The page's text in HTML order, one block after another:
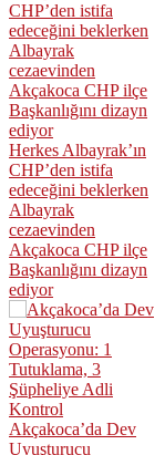
Herkes Albayrak’ın
CHP’den istifa
edeceğini beklerken
Albayrak
cezaevinden
Akçakoca CHP ilçe
Başkanlığını dizayn
ediyor
Akçakoca’da Dev
Uyuşturucu